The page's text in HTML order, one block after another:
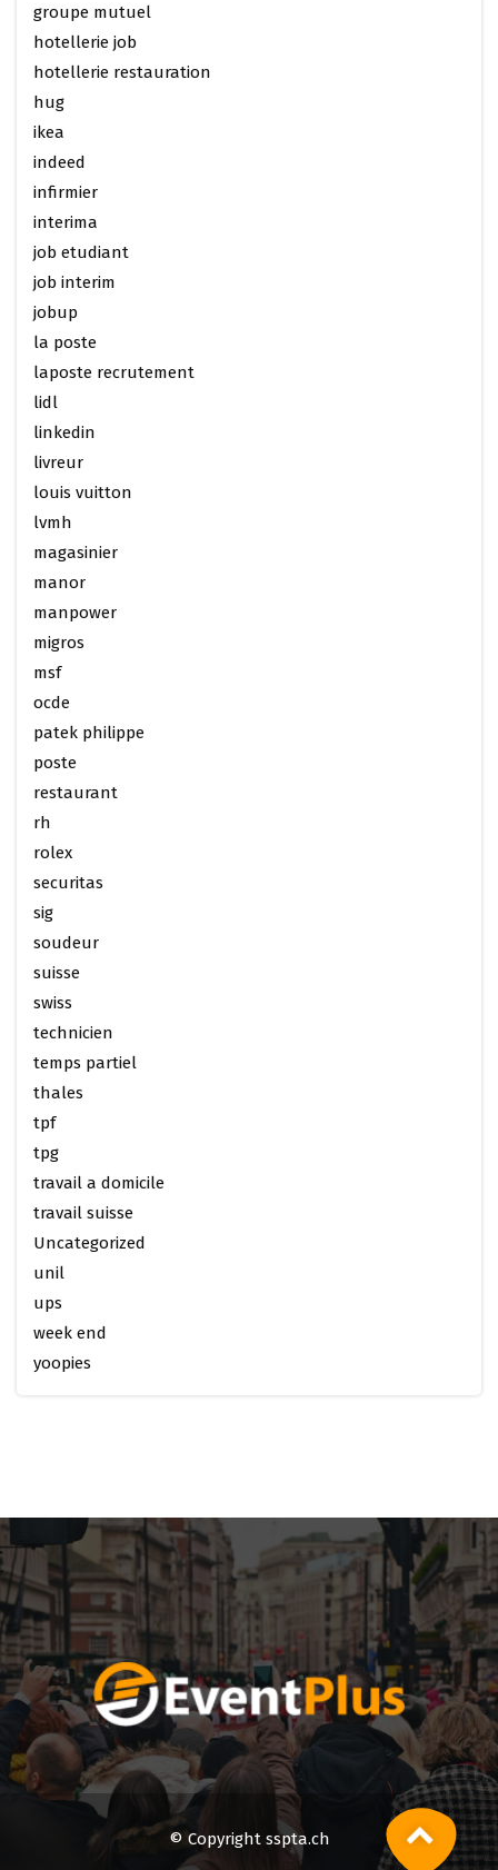
groupe mutuel
hotellerie job
hotellerie restauration
hug
ikea
indeed
infirmier
interima
job etudiant
job interim
jobup
la poste
laposte recrutement
lidl
linkedin
livreur
louis vuitton
lvmh
magasinier
manor
manpower
migros
msf
ocde
patek philippe
poste
restaurant
rh
rolex
securitas
sig
soudeur
suisse
swiss
technicien
temps partiel
thales
tpf
tpg
travail a domicile
travail suisse
Uncategorized
unil
ups
week end
yoopies
© Copyright sspta.ch